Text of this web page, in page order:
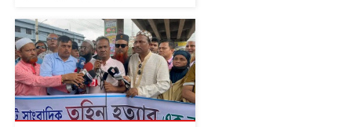
আলোচনা সভা ও দোয়া
মাহফিল